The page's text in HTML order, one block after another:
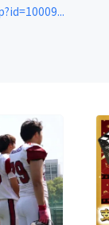
と納税